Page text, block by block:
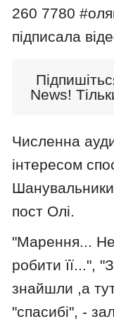
260 7780
підписала
News!
Численна
інтересом
пост Олі.
"Марення...
робити її...",
знайшли ,а
"спасибі", -